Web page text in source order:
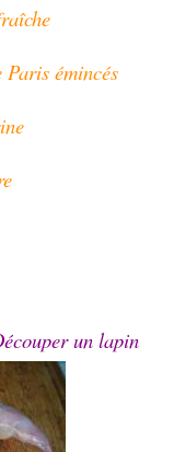
émincés
un lapin